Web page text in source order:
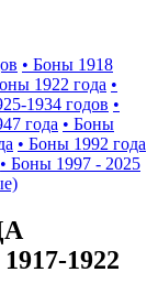
• Боны 1918
1922 года •
1934 годов •
года • Боны
• Боны 1992 года
• Боны 1997 - 2025
1922